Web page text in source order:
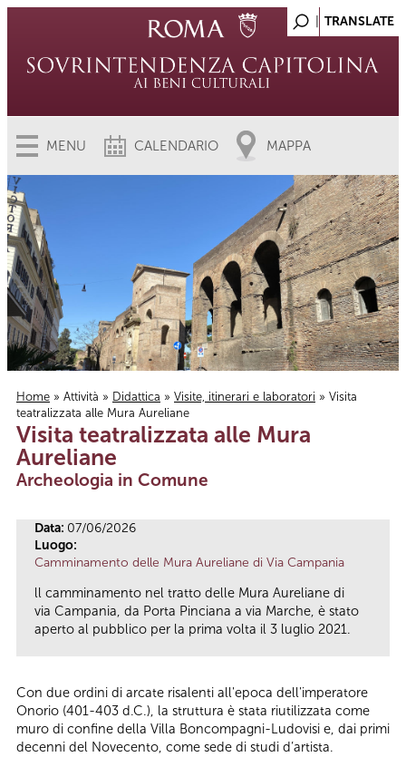
MENU CALENDARIO MAPPA
Tu sei qui
Home » Attività » Didattica » Visite, itinerari e laboratori » Visita
teatralizzata alle Mura Aureliane
Visita teatralizzata alle Mura
Aureliane
Archeologia in Comune
Data: 07/06/2026
Luogo:
Camminamento delle Mura Aureliane di Via Campania
ll camminamento nel tratto delle Mura Aureliane di
via Campania, da Porta Pinciana a via Marche, è stato
aperto al pubblico per la prima volta il 3 luglio 2021.
Con due ordini di arcate risalenti all'epoca dell'imperatore
Onorio (401-403 d.C.), la struttura è stata riutilizzata come
muro di confine della Villa Boncompagni-Ludovisi e, dai primi
decenni del Novecento, come sede di studi d’artista.